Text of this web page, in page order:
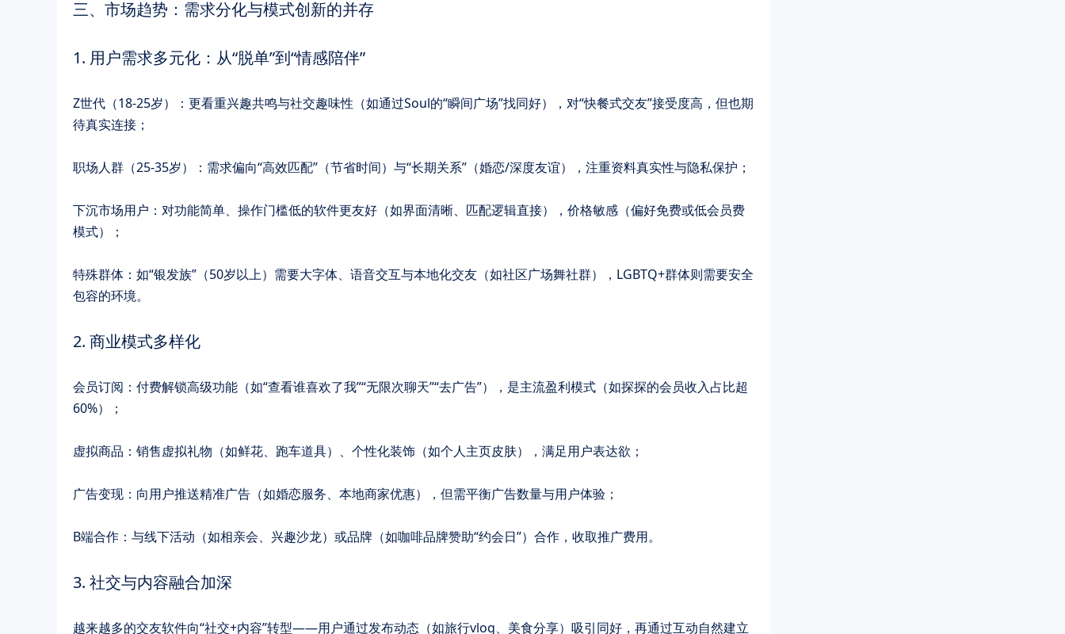
三、市场趋势：需求分化与模式创新的并存
1. ​​用户需求多元化：从“脱单”到“情感陪伴”​​
​​Z世代（18-25岁）​​：更看重兴趣共鸣与社交趣味性（如通过Soul的“瞬间广场”找同好），对“快餐式交友”接受度高，但也期
待真实连接；
​​职场人群（25-35岁）​​：需求偏向“高效匹配”（节省时间）与“长期关系”（婚恋/深度友谊），注重资料真实性与隐私保护；
​​下沉市场用户​​：对功能简单、操作门槛低的软件更友好（如界面清晰、匹配逻辑直接），价格敏感（偏好免费或低会员费
模式）；
​​特殊群体​​：如“银发族”（50岁以上）需要大字体、语音交互与本地化交友（如社区广场舞社群），LGBTQ+群体则需要安全
包容的环境。
2. ​​商业模式多样化​​
​​会员订阅​​：付费解锁高级功能（如“查看谁喜欢了我”“无限次聊天”“去广告”），是主流盈利模式（如探探的会员收入占比超
60%）；
虚拟商品​：销售虚拟礼物（如鲜花、跑车道具）、个性化装饰（如个人主页皮肤），满足用户表达欲；
广告变现​​：向用户推送精准广告（如婚恋服务、本地商家优惠），但需平衡广告数量与用户体验；
​​B端合作​​：与线下活动（如相亲会、兴趣沙龙）或品牌（如咖啡品牌赞助“约会日”）合作，收取推广费用。
3. ​​社交与内容融合加深​​
越来越多的交友软件向“社交+内容”转型——用户通过发布动态（如旅行vlog、美食分享）吸引同好，再通过互动自然建立